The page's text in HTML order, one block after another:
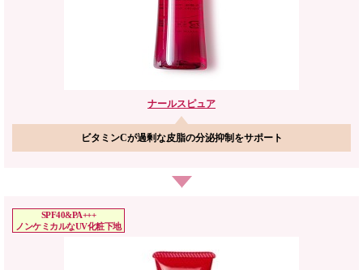
ナールス ピュア
ビタミンCが過剰な皮脂の分泌抑制をサポート
SPF40&PA+++
ノンケミカルなUV化粧下地